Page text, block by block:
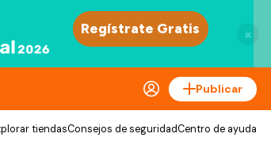
×
Publicar
tiendasConsejos de seguridadCentro de ayuda